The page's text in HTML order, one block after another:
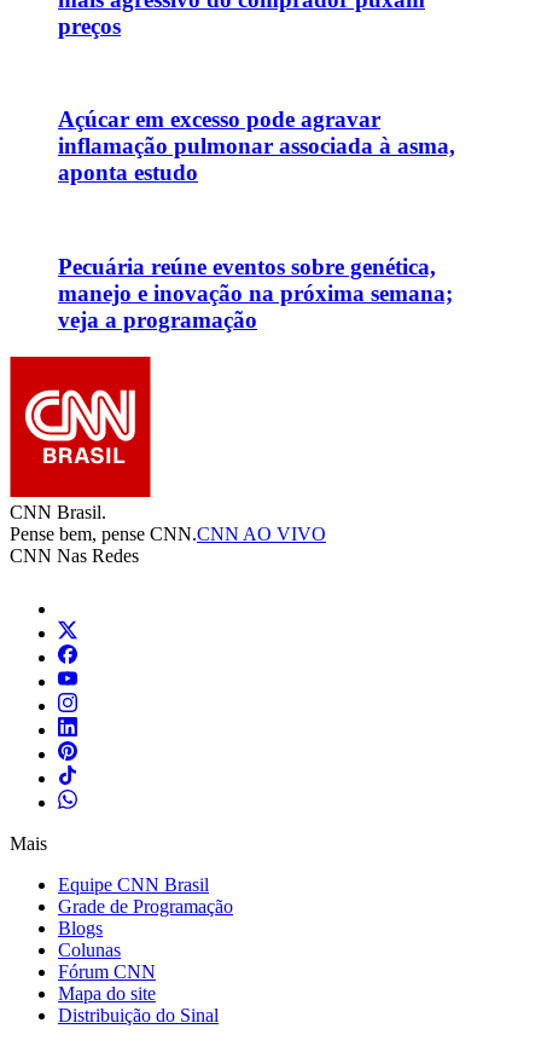
preços
Açúcar em excesso pode agravar
inflamação pulmonar associada à asma,
aponta estudo
Pecuária reúne eventos sobre genética,
manejo e inovação na próxima semana;
veja a programação
CNN Brasil.
Pense bem, pense CNN.CNN AO VIVO
CNN Nas Redes
Mais
Equipe CNN Brasil
Grade de Programação
Blogs
Colunas
Fórum CNN
Mapa do site
Distribuição do Sinal